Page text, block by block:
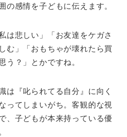
の感情を子どもに伝えます。
は悲しい」「お友達をケガさ
む」「おもちゃが壊れたら買
う？」とかですね。
は『叱られてる自分』に向く
ってしまいがち。客観的な視
、子どもが本来持っている優